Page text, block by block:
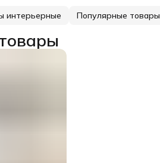
интерьерные Популярные товары